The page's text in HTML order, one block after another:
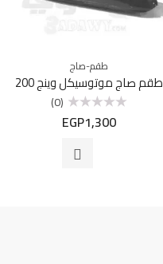
طقم-صاج
طقم صاج موتوسيكل وينج 200
التقييم
(0)
EGP1,300